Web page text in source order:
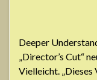
Deeper
„Director’s Cut“
Vielleicht. „Dieses